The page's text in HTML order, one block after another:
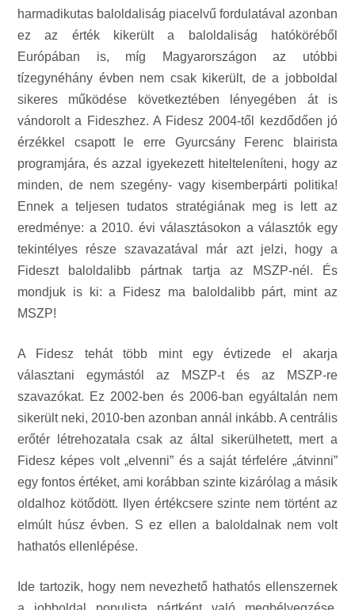
harmadikutas baloldaliság piacelvű fordulatával azonban
ez az érték kikerült a baloldaliság hatóköréből
Európában is, míg Magyarországon az utóbbi
tízegynéhány évben nem csak kikerült, de a jobboldal
sikeres működése következtében lényegében át is
vándorolt a Fideszhez. A Fidesz 2004-től kezdődően jó
érzékkel csapott le erre Gyurcsány Ferenc blairista
programjára, és azzal igyekezett hitelteleníteni, hogy az
minden, de nem szegény- vagy kisemberpárti politika!
Ennek a teljesen tudatos stratégiának meg is lett az
eredménye: a 2010. évi választásokon a választók egy
tekintélyes része szavazatával már azt jelzi, hogy a
Fideszt baloldalibb pártnak tartja az MSZP-nél. És
mondjuk is ki: a Fidesz ma baloldalibb párt, mint az
MSZP!
A Fidesz tehát több mint egy évtizede el akarja
választani egymástól az MSZP-t és az MSZP-re
szavazókat. Ez 2002-ben és 2006-ban egyáltalán nem
sikerült neki, 2010-ben azonban annál inkább. A centrális
erőtér létrehozatala csak az által sikerülhetett, mert a
Fidesz képes volt „elvenni” és a saját térfelére „átvinni”
egy fontos értéket, ami korábban szinte kizárólag a másik
oldalhoz kötődött. Ilyen értékcsere szinte nem történt az
elmúlt húsz évben. S ez ellen a baloldalnak nem volt
hathatós ellenlépése.
Ide tartozik, hogy nem nevezhető hathatós ellenszernek